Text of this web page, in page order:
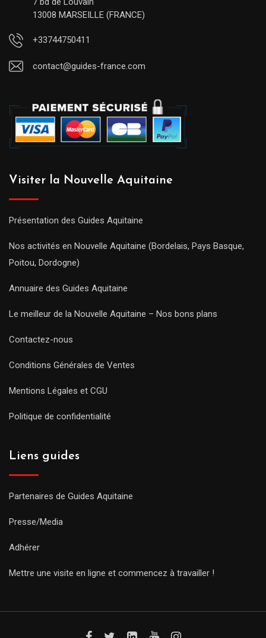
13008 MARSEILLE (FRANCE)
+33744750411
contact@guides-france.com
Visiter la Nouvelle Aquitaine
Présentation des Guides Aquitaine
Nos activités en Nouvelle Aquitaine (Bordelais, Pays Basque,
Poitou, Dordogne)
Annuaire des Guides Aquitaine
Le meilleur de la Nouvelle Aquitaine – Nos bons plans
Contactez-nous
Conditions Générales de Ventes
Mentions Légales et CGU
Politique de confidentialité
Liens guides
Partenaires de Guides Aquitaine
Presse/Media
Adhérer
Mettre une visite en ligne et commencez à travailler !